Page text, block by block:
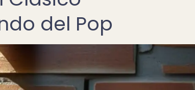
del Pop